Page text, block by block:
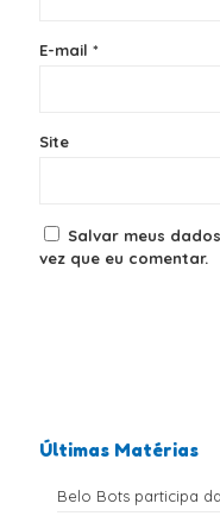
E-mail *
Site
Salvar meus
vez que eu comentar.
Últimas Matérias
Belo Bots participa